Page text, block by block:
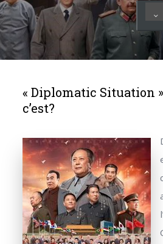
« Diplomatic Situation
c’est?